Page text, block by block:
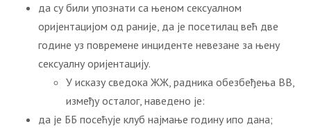
да су били упознати са њеном сексуалном
оријентацијом од раније, да је посетилац већ две
године уз повремене инциденте невезане за њену
сексуалну оријентацију.
У исказу сведока ЖЖ, радника обезбеђења ВВ,
између осталог, наведено је:
да је ББ посећује клуб најмање годину ипо дана;